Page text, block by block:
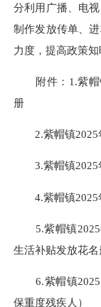
分利用广播、电
制作发放传单、
力度，提高政策知
附件：1.紫帽
册
2.紫帽镇2025
3.紫帽镇2025
4.紫帽镇2025
5.紫帽镇2025
生活补贴发放花名
6.紫帽镇2025
保重度残疾人）